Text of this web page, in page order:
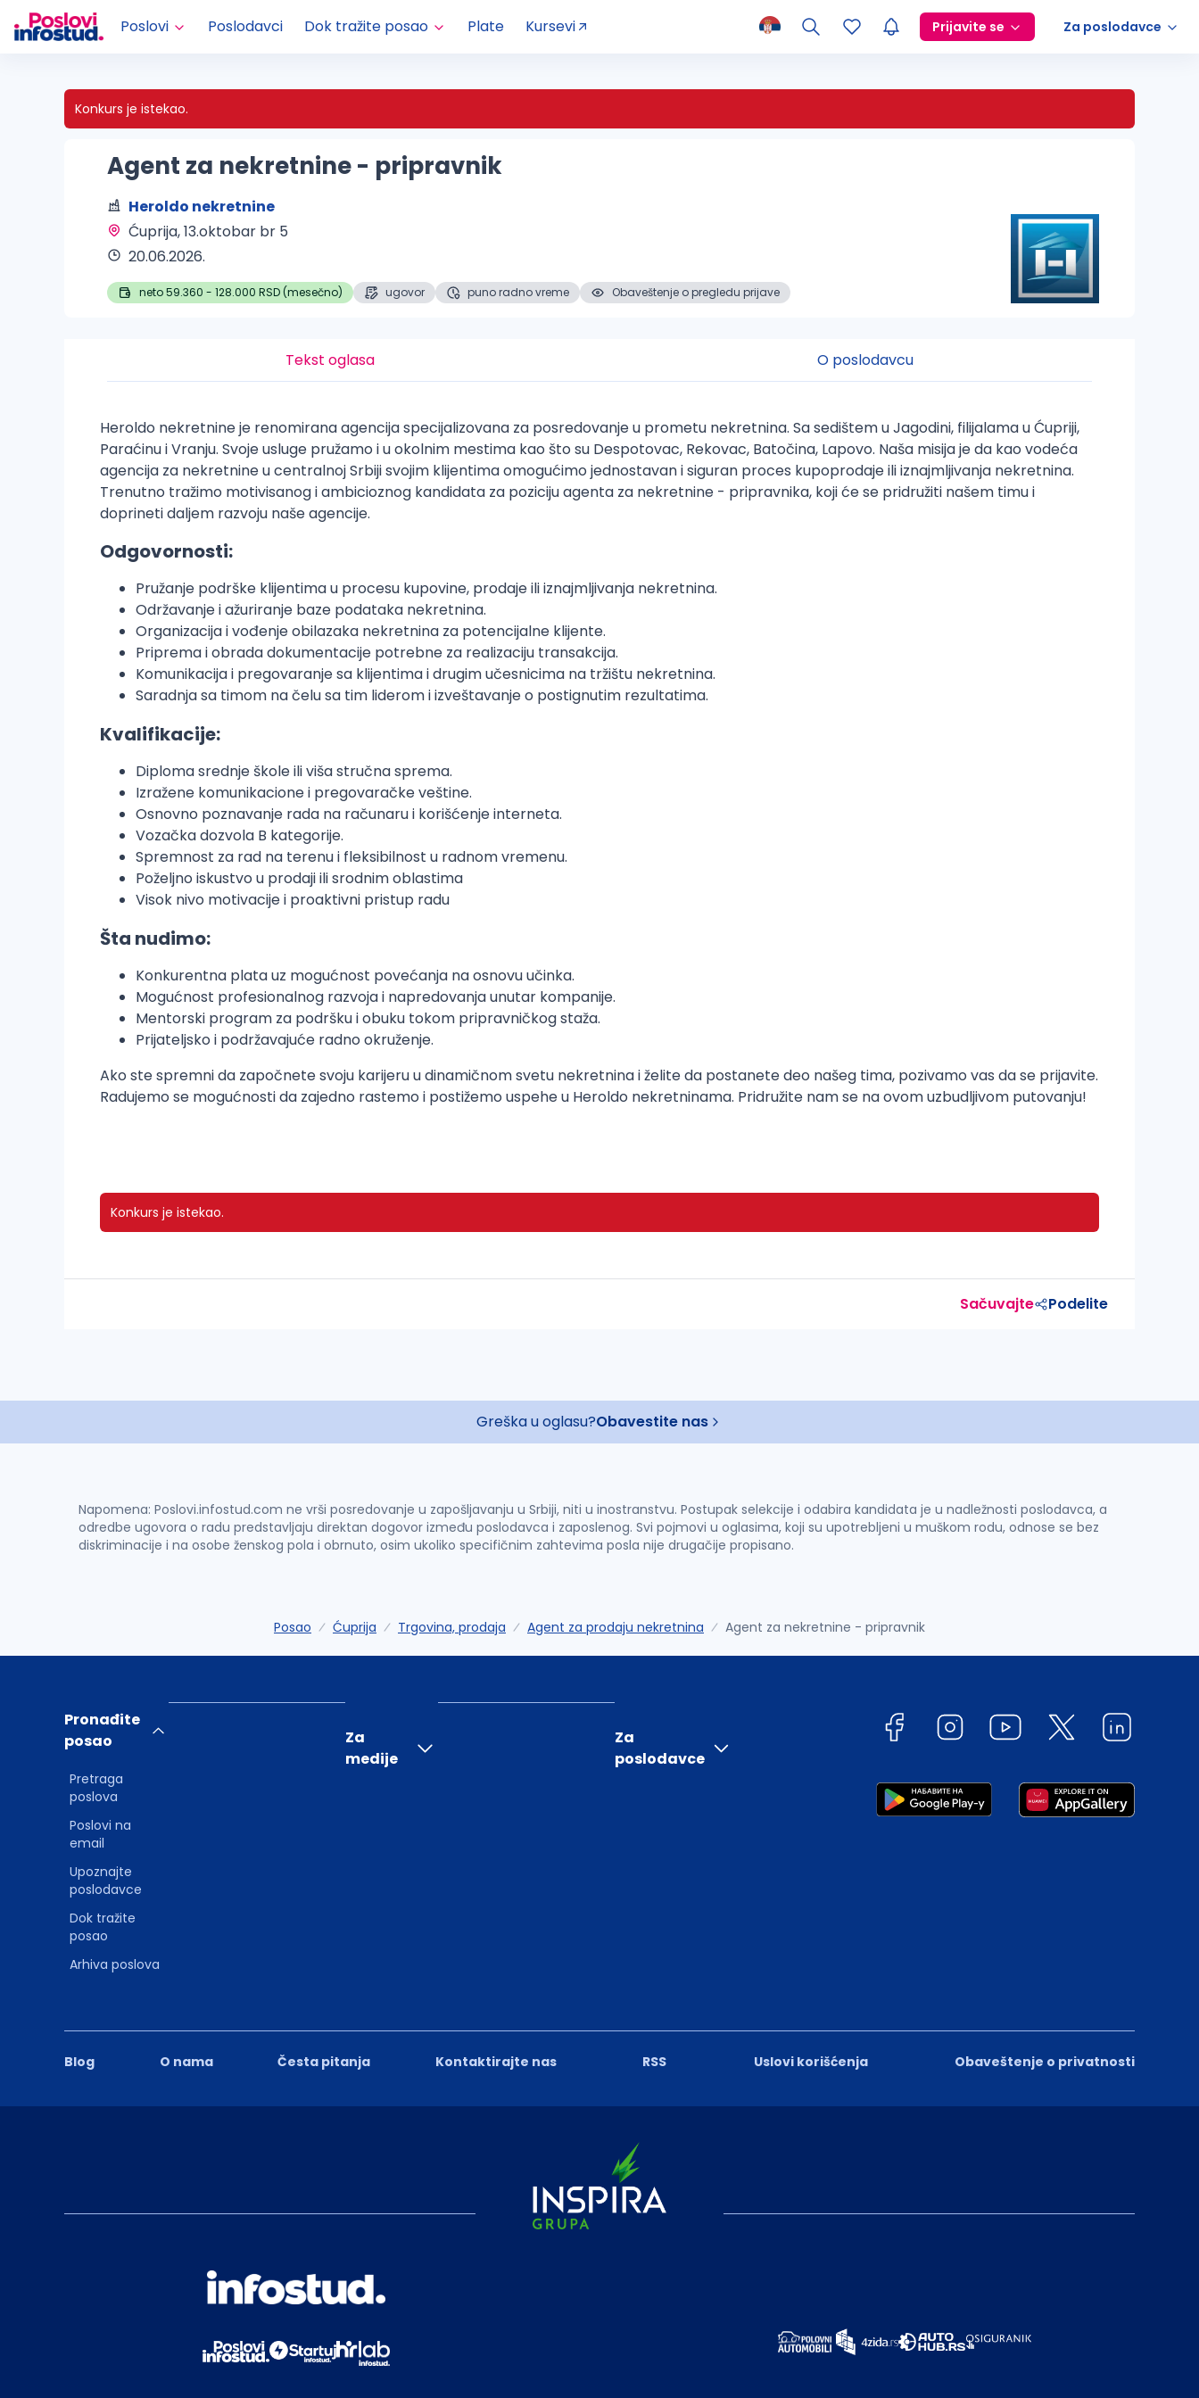
Poslovi Poslodavci Dok tražite posao Plate Kursevi Prijavite se Za poslodavce
Konkurs je istekao.
Agent za nekretnine - pripravnik
Heroldo nekretnine
Ćuprija, 13.oktobar br 5
20.06.2026.
neto 59.360 - 128.000 RSD (mesečno) ugovor puno radno vreme Obaveštenje o pregledu prijave
Tekst oglasa O poslodavcu
Heroldo nekretnine je renomirana agencija specijalizovana za posredovanje u prometu nekretnina. Sa sedištem u Jagodini, filijalama u Ćupriji,
Paraćinu i Vranju. Svoje usluge pružamo i u okolnim mestima kao što su Despotovac, Rekovac, Batočina, Lapovo. Naša misija je da kao vodeća
agencija za nekretnine u centralnoj Srbiji svojim klijentima omogućimo jednostavan i siguran proces kupoprodaje ili iznajmljivanja nekretnina.
Trenutno tražimo motivisanog i ambicioznog kandidata za poziciju agenta za nekretnine - pripravnika, koji će se pridružiti našem timu i
doprineti daljem razvoju naše agencije.
Odgovornosti:
Pružanje podrške klijentima u procesu kupovine, prodaje ili iznajmljivanja nekretnina.
Održavanje i ažuriranje baze podataka nekretnina.
Organizacija i vođenje obilazaka nekretnina za potencijalne klijente.
Priprema i obrada dokumentacije potrebne za realizaciju transakcija.
Komunikacija i pregovaranje sa klijentima i drugim učesnicima na tržištu nekretnina.
Saradnja sa timom na čelu sa tim liderom i izveštavanje o postignutim rezultatima.
Kvalifikacije:
Diploma srednje škole ili viša stručna sprema.
Izražene komunikacione i pregovaračke veštine.
Osnovno poznavanje rada na računaru i korišćenje interneta.
Vozačka dozvola B kategorije.
Spremnost za rad na terenu i fleksibilnost u radnom vremenu.
Poželjno iskustvo u prodaji ili srodnim oblastima
Visok nivo motivacije i proaktivni pristup radu
Šta nudimo:
Konkurentna plata uz mogućnost povećanja na osnovu učinka.
Mogućnost profesionalnog razvoja i napredovanja unutar kompanije.
Mentorski program za podršku i obuku tokom pripravničkog staža.
Prijateljsko i podržavajuće radno okruženje.
Ako ste spremni da započnete svoju karijeru u dinamičnom svetu nekretnina i želite da postanete deo našeg tima, pozivamo vas da se prijavite.
Radujemo se mogućnosti da zajedno rastemo i postižemo uspehe u Heroldo nekretninama. Pridružite nam se na ovom uzbudljivom putovanju!
Konkurs je istekao.
Sačuvajte Podelite
Greška u oglasu?Obavestite nas
Napomena: Poslovi.infostud.com ne vrši posredovanje u zapošljavanju u Srbiji, niti u inostranstvu. Postupak selekcije i odabira kandidata je u nadležnosti poslodavca, a
odredbe ugovora o radu predstavljaju direktan dogovor između poslodavca i zaposlenog. Svi pojmovi u oglasima, koji su upotrebljeni u muškom rodu, odnose se bez
diskriminacije i na osobe ženskog pola i obrnuto, osim ukoliko specifičnim zahtevima posla nije drugačije propisano.
Posao Ćuprija Trgovina, prodaja Agent za prodaju nekretnina Agent za nekretnine - pripravnik
Blog O nama Česta pitanja Kontaktirajte nas RSS Uslovi korišćenja Obaveštenje o privatnosti
Pronađite
posao
Pretraga
poslova
Poslovi na
email
Upoznajte
poslodavce
Dok tražite
posao
Arhiva poslova
Za
medije
Za
poslodavce